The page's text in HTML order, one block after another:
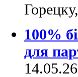
100%
для